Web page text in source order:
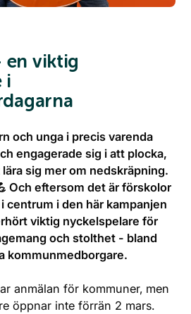
en viktig
i
och unga i precis varenda
engagerade sig i att plocka,
sig mer om nedskräpning.
Och eftersom det är förskolor
centrum i den här kampanjen
viktig nyckelspelare för
och stolthet - bland
kommunmedborgare.
anmälan för kommuner, men
öppnar inte förrän 2 mars.